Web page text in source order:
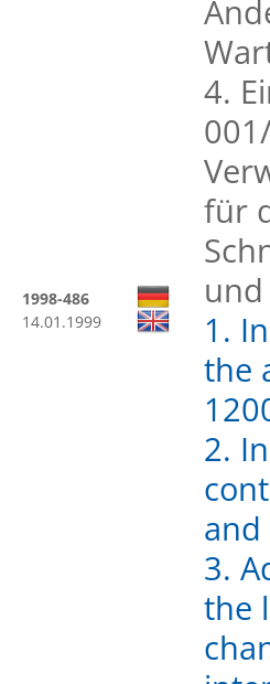
1998-486
14.01.1999
4.
für
1.
the
2.
3.
the